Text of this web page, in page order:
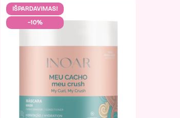
IŠPARDAVIMAS!
−10%